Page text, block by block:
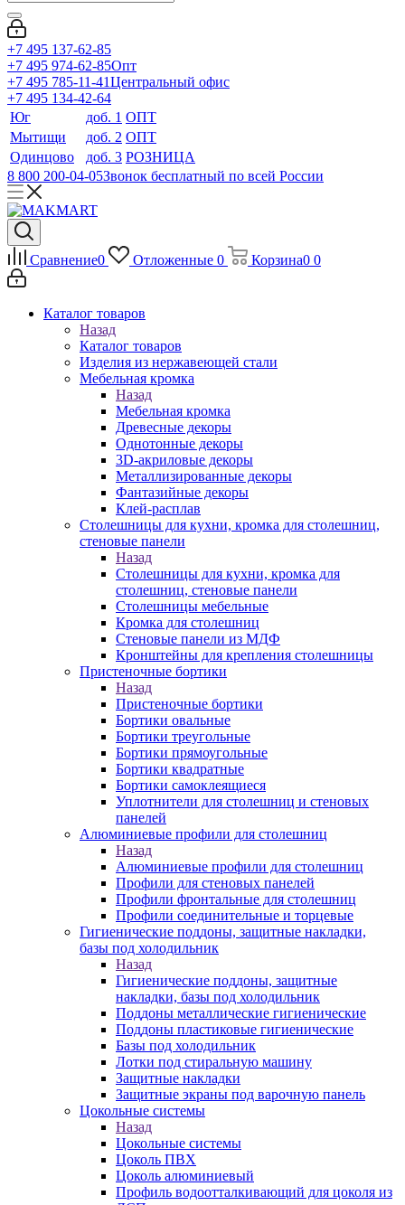
+7 495 137-62-85
+7 495 974-62-85Опт
+7 495 785-11-41Центральный офис
+7 495 134-42-64
Юг
доб. 1 ОПТ
Мытищи
доб. 2 ОПТ
Одинцово
доб. 3 РОЗНИЦА
8 800 200-04-05Звонок бесплатный по всей России
Сравнение0 Отложенные 0 Корзина0 0
Каталог товаров
Назад
Каталог товаров
Изделия из нержавеющей стали
Мебельная кромка
Назад
Мебельная кромка
Древесные декоры
Однотонные декоры
3D-акриловые декоры
Металлизированные декоры
Фантазийные декоры
Клей-расплав
Столешницы для кухни, кромка для столешниц,
стеновые панели
Назад
Столешницы для кухни, кромка для
столешниц, стеновые панели
Столешницы мебельные
Кромка для столешниц
Стеновые панели из МДФ
Кронштейны для крепления столешницы
Пристеночные бортики
Назад
Пристеночные бортики
Бортики овальные
Бортики треугольные
Бортики прямоугольные
Бортики квадратные
Бортики самоклеящиеся
Уплотнители для столешниц и стеновых
панелей
Алюминиевые профили для столешниц
Назад
Алюминиевые профили для столешниц
Профили для стеновых панелей
Профили фронтальные для столешниц
Профили соединительные и торцевые
Гигиенические поддоны, защитные накладки,
базы под холодильник
Назад
Гигиенические поддоны, защитные
накладки, базы под холодильник
Поддоны металлические гигиенические
Поддоны пластиковые гигиенические
Базы под холодильник
Лотки под стиральную машину
Защитные накладки
Защитные экраны под варочную панель
Цокольные системы
Назад
Цокольные системы
Цоколь ПВХ
Цоколь алюминиевый
Профиль водоотталкивающий для цоколя из